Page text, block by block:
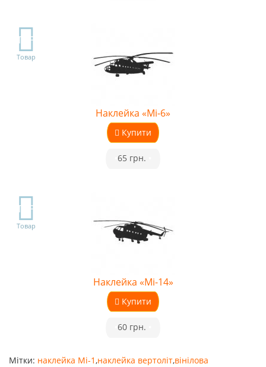
TOP
Товар
Наклейка «Мі-6»
Купити
65 грн.
TOP
Товар
Наклейка «Мі-14»
Купити
60 грн.
Мітки: наклейка Мі-1,наклейка вертоліт,вінілова